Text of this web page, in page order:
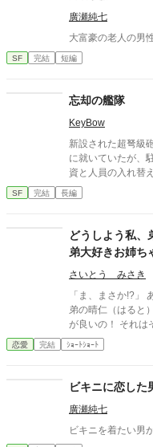
廣瀬純七
大富豪の老人の男
SF 完結 短編
忘却の艦隊
KeyBow
新設された超弩級
に就いていたが、
資と人員の入れ替
た。 総勢２５０艦
数。 残り３０艦は増
しのついでに他の艦の指
少将以上だが、輸
た。 他に星系防
その副官や副長が
た。 しかし、こ
系統から外れている。 そんな人員の載せ替えが半分ほ
時に中緊急警報が
請が入る。 機転を利かせ砲艦で敵の大半を仕留めるも、苦し紛れ
に敵は主系列星を
だ下がり。そのブ
力ジャンプを敢行
ジャンプを敢行した。 しかし、禁止されているその理
SF 完結 長編
どうしよう私、
弟大好きお姉ち
さいとう みさき
「ま、まさか!?」 あたし三鷹優美（みたかゆうみ）高校一年生。
弟の晴仁（はると
が良いの！ それはそれはも
そんなのお口に入らないよぉ～♡」
もある日トイレで
恋愛 完結 ｼｮｰﾄｼｮｰﾄ
ビキニに恋した
廣瀬純七
ビキニを着たい男